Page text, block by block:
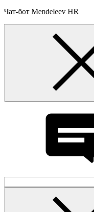
Чат-бот Mendeleev HR